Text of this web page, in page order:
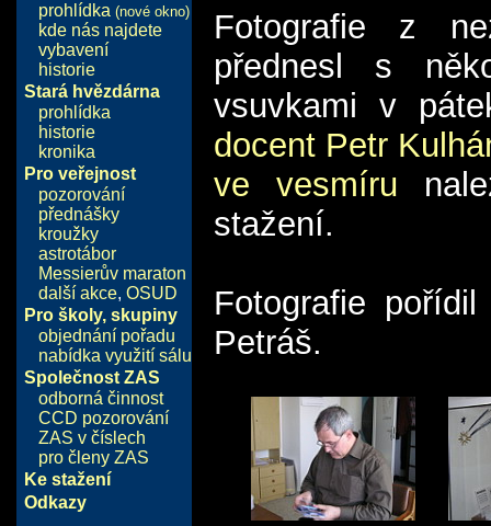
prohlídka (nové okno)
kde nás najdete
vybavení
historie
Stará hvězdárna
prohlídka
historie
kronika
Pro veřejnost
pozorování
přednášky
kroužky
astrotábor
Messierův maraton
další akce, OSUD
Pro školy, skupiny
objednání pořadu
nabídka využití sálu
Společnost ZAS
odborná činnost
CCD pozorování
ZAS v číslech
pro členy ZAS
Ke stažení
Odkazy
Fotografie z
přednesl s
vsuvkami v
docent Petr
ve vesmíru
stažení.
Fotografie
Petráš.